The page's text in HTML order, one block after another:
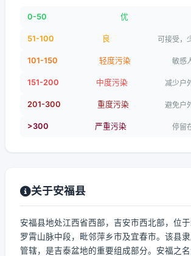
0-50 优
51-100 良 可接受，
101-150 轻度污染 敏感
151-200 中度污染 减少户
201-300 重度污染 避免户
>300 严重污染 停留
关于安福县
安福县地处江西省西部，吉安市西北部，位于
罗霄山脉中段，毗邻萍乡市及宜春市。该县
管辖，是吉泰盆地的重要组成部分。安福之